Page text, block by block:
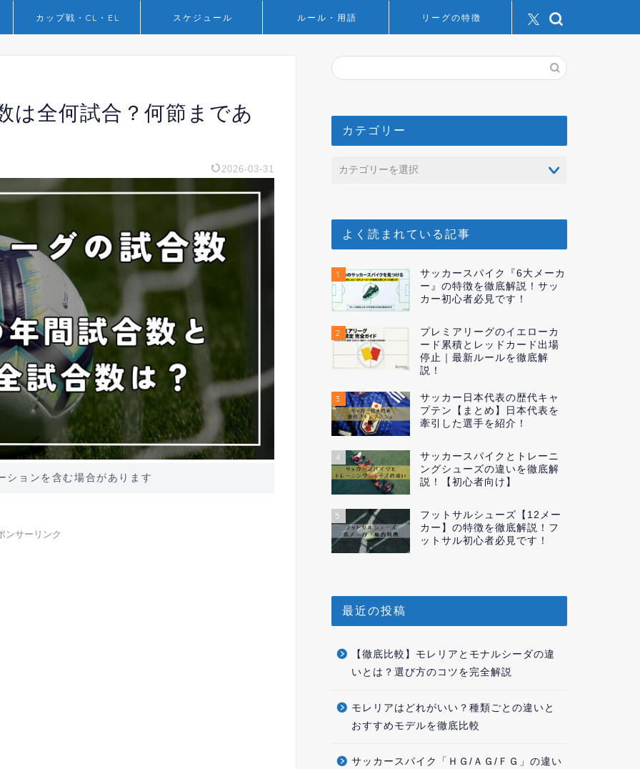
カップ戦・CL・EL スケジュール ルール・用語 リーグの特徴
は全何試合？何節まであ
2026-03-31
ションを含む場合があります
ンサーリンク
カテゴリー
よく読まれている記事
1
サッカースパイク『6大メーカ
ー』の特徴を徹底解説！サッ
カー初心者必見です！
2
プレミアリーグのイエローカ
ード累積とレッドカード出場
停止｜最新ルールを徹底解
説！
3
サッカー日本代表の歴代キャ
プテン【まとめ】日本代表を
牽引した選手を紹介！
4
サッカースパイクとトレーニ
ングシューズの違いを徹底解
説！【初心者向け】
5
フットサルシューズ【12メー
カー】の特徴を徹底解説！フ
ットサル初心者必見です！
最近の投稿
【徹底比較】モレリアとモナルシーダの違
いとは？選び方のコツを完全解説
モレリアはどれがいい？種類ごとの違いと
おすすめモデルを徹底比較
サッカースパイク「ＨＧ/ＡＧ/ＦＧ」の違い